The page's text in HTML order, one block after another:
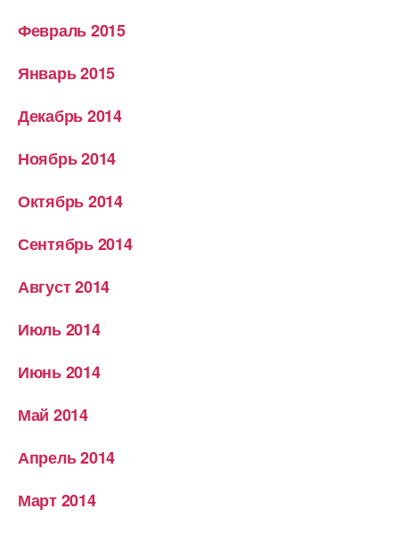
Февраль 2015
Январь 2015
Декабрь 2014
Ноябрь 2014
Октябрь 2014
Сентябрь 2014
Август 2014
Июль 2014
Июнь 2014
Май 2014
Апрель 2014
Март 2014